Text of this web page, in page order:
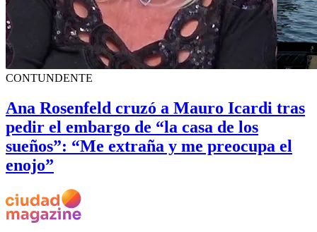
CONTUNDENTE
Ana Rosenfeld cruzó a Mauro Icardi tras
pedir el embargo de “la casa de los
sueños”: “Me extraña y me preocupa el
enojo”